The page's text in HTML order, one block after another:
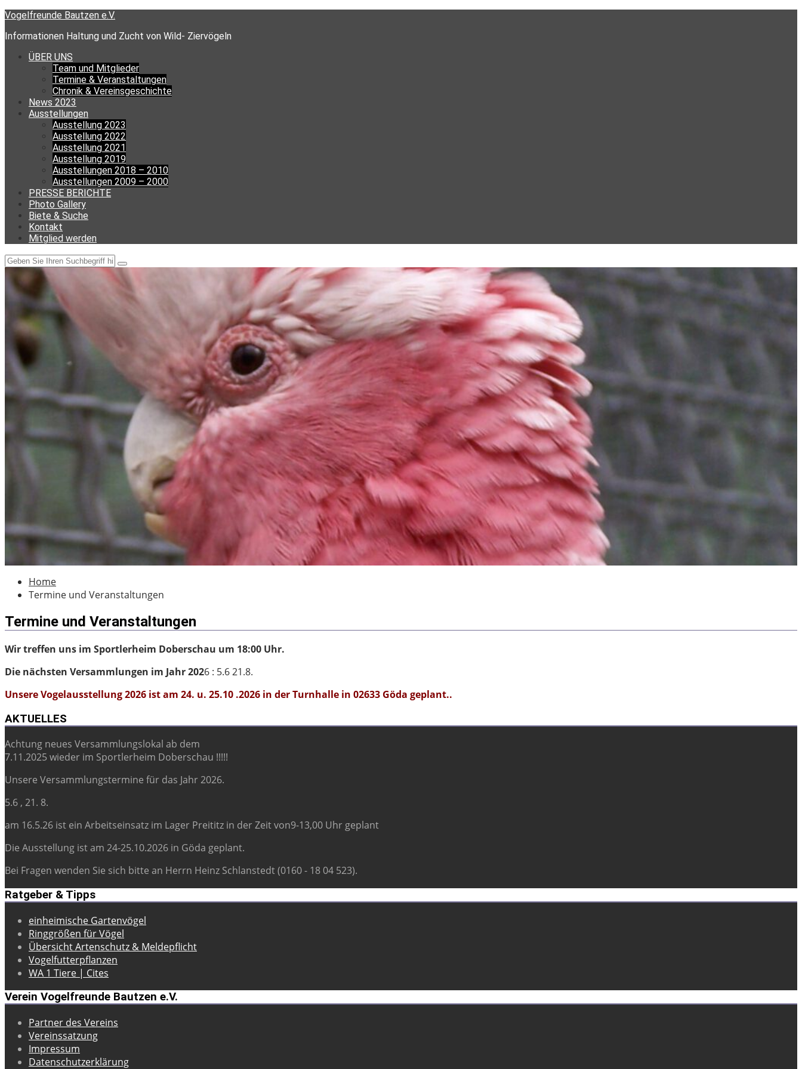
Skip
content
Vogelfreunde Bautzen e.V.
Informationen Haltung und Zucht von Wild- Ziervögeln
ÜBER UNS
Team und Mitglieder
Termine & Veranstaltungen
Chronik & Vereinsgeschichte
News 2023
Ausstellungen
Ausstellung 2023
Ausstellung 2022
Ausstellung 2021
Ausstellung 2019
Ausstellungen 2018 – 2010
Ausstellungen 2009 – 2000
PRESSE BERICHTE
Photo Gallery
Biete & Suche
Kontakt
Mitglied werden
Home
Termine und Veranstaltungen
Termine und Veranstaltungen
Wir treffen uns im Sportlerheim Doberschau um 18:00 Uhr.
Die nächsten Versammlungen im Jahr 2026 : 5.6 21.8.
Unsere Vogelausstellung 2026 ist am 24. u. 25.10 .2026 in der Turnhalle in 02633 Göda geplant..
AKTUELLES
Achtung neues Versammlungslokal ab dem
7.11.2025 wieder im Sportlerheim Doberschau !!!!!
Unsere Versammlungstermine für das Jahr 2026.
5.6 , 21. 8.
am 16.5.26 ist ein Arbeitseinsatz im Lager Preititz in der Zeit von9-13,00 Uhr geplant
Die Ausstellung ist am 24-25.10.2026 in Göda geplant.
Bei Fragen wenden Sie sich bitte an Herrn Heinz Schlanstedt (0160 - 18 04 523).
Ratgeber & Tipps
einheimische Gartenvögel
Ringgrößen für Vögel
Übersicht Artenschutz & Meldepflicht
Vogelfutterpflanzen
WA 1 Tiere | Cites
Verein Vogelfreunde Bautzen e.V.
Partner des Vereins
Vereinssatzung
Impressum
Datenschutzerklärung